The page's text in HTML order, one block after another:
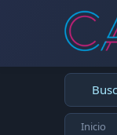
Inicio